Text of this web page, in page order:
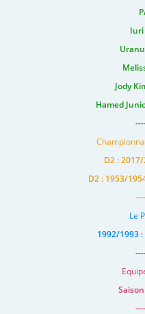
Iuri
Jody
Hamed
D2 :
D2 : 1953/
Le
1992/1993